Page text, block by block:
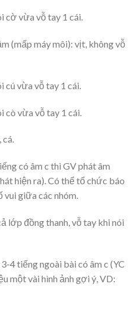
cờ vừa vỗ tay 1 cái.
(mấp máy môi): vịt, không vỗ
cú vừa vỗ tay 1 cái.
cò vừa vỗ tay 1 cái.
có âm c thì GV phát âm
hiện ra). Có thể tổ chức báo
vui giữa các nhóm.
lớp đồng thanh, vỗ tay khi nói
4 tiếng ngoài bài có âm c (YC
một vài hình ảnh gợi ý, VD: